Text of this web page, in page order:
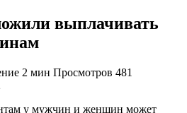
выплачивать
2 мин Просмотров 481
у мужчин и женщин может